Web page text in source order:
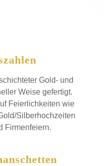
Gold- und
Weise gefertigt.
Feierlichkeiten wie
Silberhochzeiten
Firmenfeiern.